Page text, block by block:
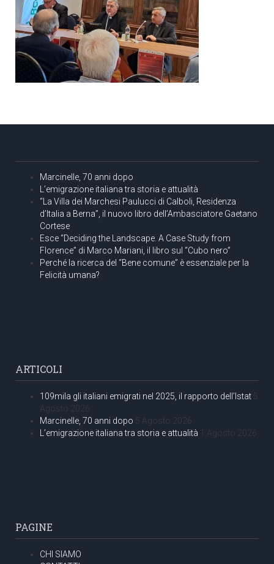
Marcinelle, 70 anni dopo
L’emigrazione italiana tra storia e attualità
“La Villa dei Marchesi Paulucci di Calboli, Residenza
d’Italia a Berna”, il nuovo libro dell’Ambasciatore Gaetano
Cortese
Esce “Deciding the Landscape. A Case Study from
Florence” di Marco Mariani, il libro sul “Cubo nero”
Perché la ricerca del “Bene comune” è essenziale per la
Felicità umana?
ARTICOLI
109mila gli italiani emigrati nel 2025, il rapporto dell’Istat 5
Agosto 2026
Marcinelle, 70 anni dopo 5 Agosto 2026
L’emigrazione italiana tra storia e attualità 1 Agosto 2026
PAGINE
CHI SIAMO